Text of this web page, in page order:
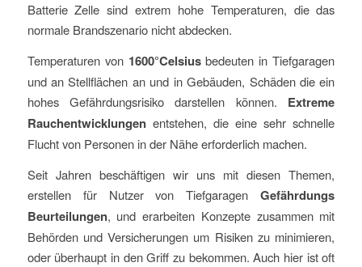
Batterie Zelle sind extrem hohe Temperaturen, die das
normale Brandszenario nicht abdecken.
Temperaturen von 1600°Celsiusbedeuten in Tiefgaragen
und an Stellflächen an und in Gebäuden, Schäden die ein
hohes Gefährdungsrisiko darstellen können. Extreme
Rauchentwicklungenentstehen, die eine sehr schnelle
Flucht von Personen in der Nähe erforderlich machen.
Seit Jahren beschäftigen wir uns mit diesen Themen,
erstellen für Nutzer von TiefgaragenGefährdungs
Beurteilungen, und erarbeiten Konzepte zusammen mit
Behörden und Versicherungen um Risiken zu minimieren,
oder überhaupt in den Griff zu bekommen. Auch hier ist oft